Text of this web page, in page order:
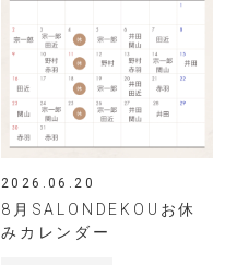
2026.06.20
8月SALONDEKOUお休
みカレンダー